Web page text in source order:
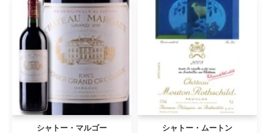
シャトー・マルゴー シャトー・ムートン